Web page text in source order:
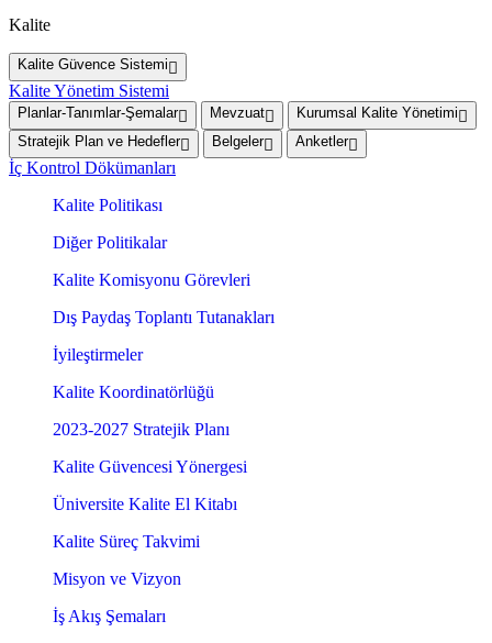
Kalite
Kalite Güvence Sistemi
Kalite Yönetim Sistemi
Planlar-Tanımlar-Şemalar Mevzuat
Kurumsal Kalite Yönetimi
Stratejik Plan ve Hedefler
Belgeler Anketler
İç Kontrol Dökümanları
Kalite Politikası
Diğer Politikalar
Kalite Komisyonu Görevleri
Dış Paydaş Toplantı Tutanakları
İyileştirmeler
Kalite Koordinatörlüğü
2023-2027 Stratejik Planı
Kalite Güvencesi Yönergesi
Üniversite Kalite El Kitabı
Kalite Süreç Takvimi
Misyon ve Vizyon
İş Akış Şemaları